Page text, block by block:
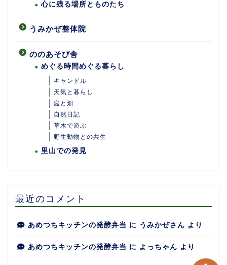
心に残る場所とものたち
うみかぜ整体院
ののあそび舎
めぐる時間めぐる暮らし
キャンドル
天気と暮らし
庭と畑
自然日記
草木で遊ぶ
野生動物との共生
里山での発見
最近のコメント
あめつちキッチンの発酵弁当 に うみかぜさん より
あめつちキッチンの発酵弁当 に よっちゃん より